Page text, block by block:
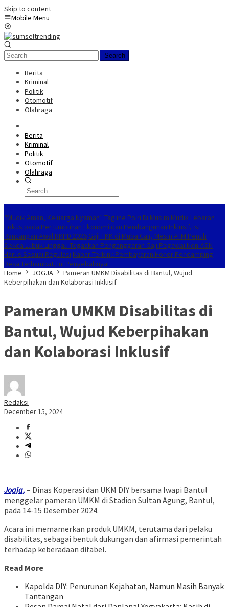
Skip to content
Mobile Menu
Search
Berita
Kriminal
Politik
Otomotif
Olahraga
Berita
Kriminal
Politik
Otomotif
Olahraga
“Mudik Aman, Keluarga Nyaman” Tagline Polri Di Musim Mudik Lebaran
Fokus pada Pertumbuhan Ekonomi dan Pembangunan Inklusif, isi
Rancangan Awal RKPD 2026 Gaji TKK di Muba Cair, Mesin ATM Penuh
Sekda Lubuk Linggau Tegaskan Penganggaran Gaji Pegawai Non-ASN
Harus Sesuai Regulasi Kabar Terkini: Pembayaran Honor Pendamping
Desa Terhambat, Ini Penyebabnya!
Home
JOGJA
Pameran UMKM Disabilitas di Bantul, Wujud
Keberpihakan dan Kolaborasi Inklusif
Pameran UMKM Disabilitas di
Bantul, Wujud Keberpihakan
dan Kolaborasi Inklusif
Redaksi
December 15, 2024
Jogja, – Dinas Koperasi dan UKM DIY bersama Iwapi Bantul
menggelar pameran UMKM di Stadion Sultan Agung, Bantul,
pada 14-15 Desember 2024.
Acara ini memamerkan produk UMKM, terutama dari pelaku
disabilitas, sebagai bentuk dukungan dan afirmasi pemerintah
terhadap keberadaan difabel.
Read More
Kapolda DIY: Penurunan Kejahatan, Namun Masih Banyak
Tantangan